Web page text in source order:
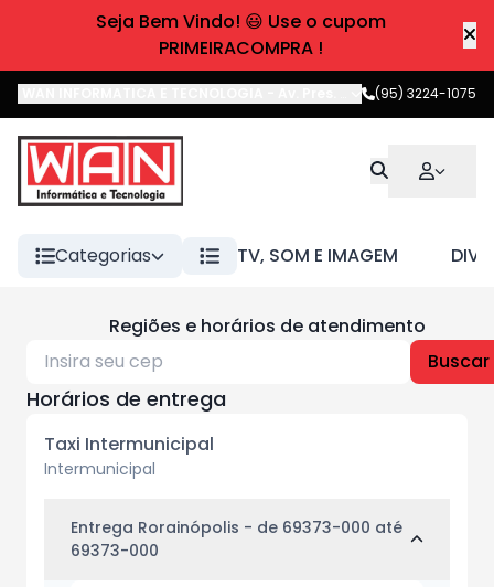
Seja Bem Vindo! 😃 Use o cupom
PRIMEIRACOMPRA !
Av. Pres. Castelo Branco,Boa
(95) 3224-1075
Categorias TV, SOM E IMAGEM
Regiões e horários de atendimento
Buscar
Horários de entrega
Taxi Intermunicipal
Intermunicipal
Entrega Rorainópolis - de 69373-000 até
69373-000